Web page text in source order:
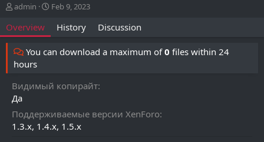
A
t
h
o
r
admin
C
t
d
t
Feb 9, 2023
Overview History Discussion
You can download a maximum of0 files within 24
hours
Видимый копирайт
Да
Поддерживаемые версии XenForo
1.3.x 1.4.x 1.5.x